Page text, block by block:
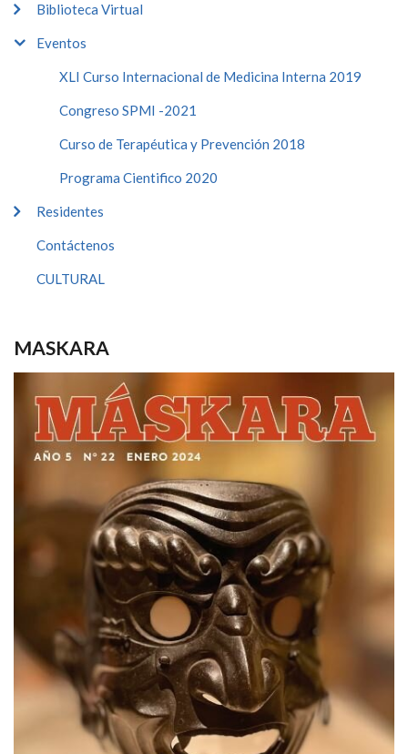
Biblioteca Virtual
Eventos
XLI Curso Internacional de Medicina Interna 2019
Congreso SPMI -2021
Curso de Terapéutica y Prevención 2018
Programa Cientifico 2020
Residentes
Contáctenos
CULTURAL
MASKARA